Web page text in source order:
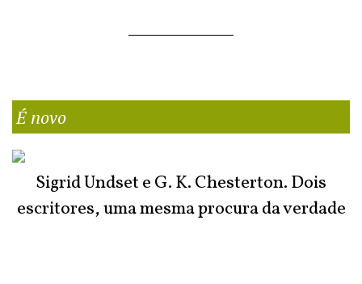
É novo
Sigrid Undset e G. K. Chesterton. Dois
escritores, uma mesma procura da verdade